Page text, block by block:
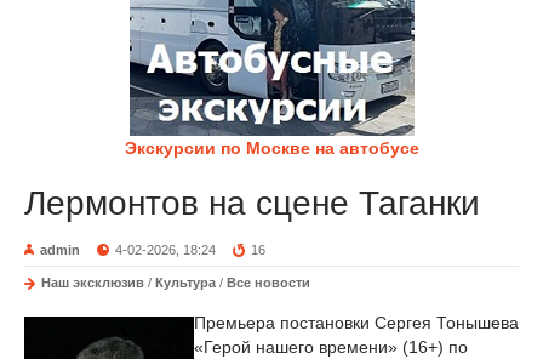
Экскурсии по Москве на автобусе
Лермонтов на сцене Таганки
admin 4-02-2026, 18:24 16
Наш эксклюзив / Культура / Все новости
Премьера постановки Сергея Тонышева
«Герой нашего времени» (16+) по